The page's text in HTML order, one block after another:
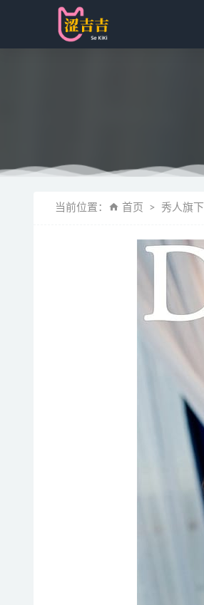
当前位置： 首页 秀人旗下